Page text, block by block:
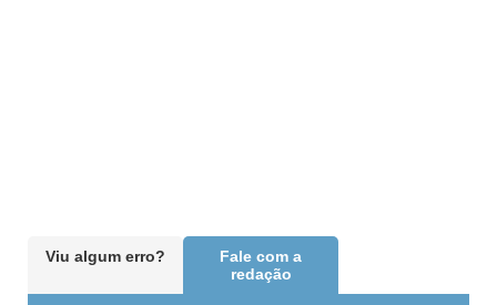
Viu algum erro?
Fale com a
redação